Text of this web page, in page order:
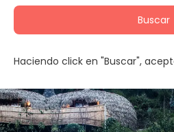
Buscar
Haciendo click en "Buscar",